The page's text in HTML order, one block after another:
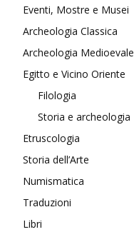
Eventi, Mostre e Musei
Archeologia Classica
Archeologia Medioevale
Egitto e Vicino Oriente
Filologia
Storia e archeologia
Etruscologia
Storia dell’Arte
Numismatica
Traduzioni
Libri